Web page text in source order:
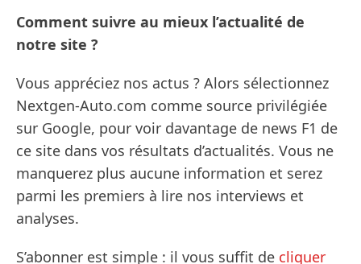
Comment suivre au mieux l’actualité de
notre site ?
Vous appréciez nos actus ? Alors sélectionnez
Nextgen-Auto.com comme source privilégiée
sur Google, pour voir davantage de news F1 de
ce site dans vos résultats d’actualités. Vous ne
manquerez plus aucune information et serez
parmi les premiers à lire nos interviews et
analyses.
S’abonner est simple : il vous suffit de cliquer